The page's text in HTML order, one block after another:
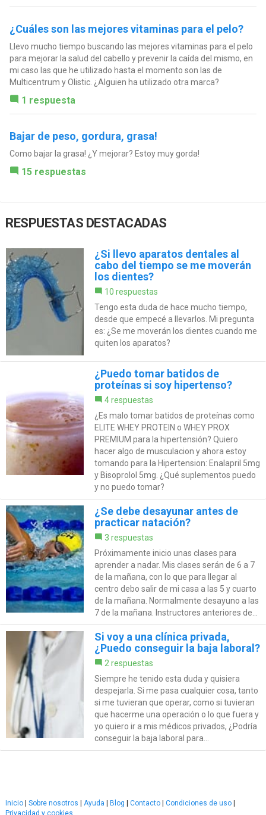
¿Cuáles son las mejores vitaminas para el pelo?
Llevo mucho tiempo buscando las mejores vitaminas para el pelo
para mejorar la salud del cabello y prevenir la caída del mismo, en
mi caso las que he utilizado hasta el momento son las de
Multicentrum y Olistic. ¿Alguien ha utilizado otra marca?
1 respuesta
Bajar de peso, gordura, grasa!
Como bajar la grasa! ¿Y mejorar? Estoy muy gorda!
15 respuestas
RESPUESTAS DESTACADAS
¿Si llevo aparatos dentales al
cabo del tiempo se me moverán
los dientes?
10 respuestas
Tengo esta duda de hace mucho tiempo,
desde que empecé a llevarlos. Mi pregunta
es: ¿Se me moverán los dientes cuando me
quiten los aparatos?
¿Puedo tomar batidos de
proteínas si soy hipertenso?
4 respuestas
¿Es malo tomar batidos de proteínas como
ELITE WHEY PROTEIN o WHEY PROX
PREMIUM para la hipertensión? Quiero
hacer algo de musculacion y ahora estoy
tomando para la Hipertension: Enalapril 5mg
y Bisoprolol 5mg. ¿Qué suplementos puedo
y no puedo tomar?
¿Se debe desayunar antes de
practicar natación?
3 respuestas
Próximamente inicio unas clases para
aprender a nadar. Mis clases serán de 6 a 7
de la mañana, con lo que para llegar al
centro debo salir de mi casa a las 5 y cuarto
de la mañana. Normalmente desayuno a las
7 de la mañana. Instructores anteriores de...
Si voy a una clínica privada,
¿Puedo conseguir la baja laboral?
2 respuestas
Siempre he tenido esta duda y quisiera
despejarla. Si me pasa cualquier cosa, tanto
si me tuvieran que operar, como si tuvieran
que hacerme una operación o lo que fuera y
yo quiero ir a mis médicos privados, ¿Podría
conseguir la baja laboral para...
Inicio | Sobre nosotros | Ayuda | Blog | Contacto | Condiciones de uso |
Privacidad y cookies